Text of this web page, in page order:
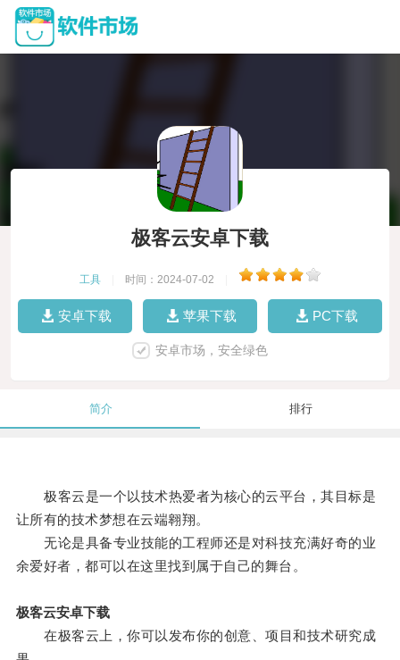
极客云安卓下载
工具 时间：2024-07-02
安卓下载 苹果下载 PC下载
安卓市场，安全绿色
简介 排行
极客云是一个以技术热爱者为核心的云平台，其目标是
让所有的技术梦想在云端翱翔。
无论是具备专业技能的工程师还是对科技充满好奇的业
余爱好者，都可以在这里找到属于自己的舞台。
极客云安卓下载
在极客云上，你可以发布你的创意、项目和技术研究成